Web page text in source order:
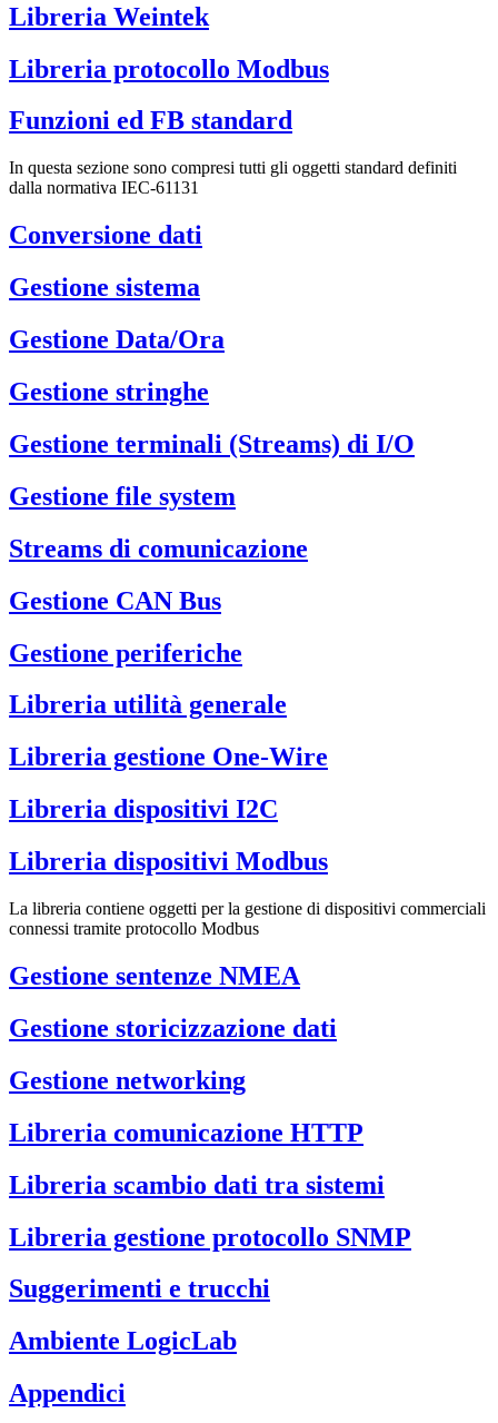
Libreria Weintek
Libreria protocollo Modbus
Funzioni ed FB standard
In questa sezione sono compresi tutti gli oggetti standard definiti
dalla normativa IEC-61131
Conversione dati
Gestione sistema
Gestione Data/Ora
Gestione stringhe
Gestione terminali (Streams) di I/O
Gestione file system
Streams di comunicazione
Gestione CAN Bus
Gestione periferiche
Libreria utilità generale
Libreria gestione One-Wire
Libreria dispositivi I2C
Libreria dispositivi Modbus
La libreria contiene oggetti per la gestione di dispositivi commerciali
connessi tramite protocollo Modbus
Gestione sentenze NMEA
Gestione storicizzazione dati
Gestione networking
Libreria comunicazione HTTP
Libreria scambio dati tra sistemi
Libreria gestione protocollo SNMP
Suggerimenti e trucchi
Ambiente LogicLab
Appendici